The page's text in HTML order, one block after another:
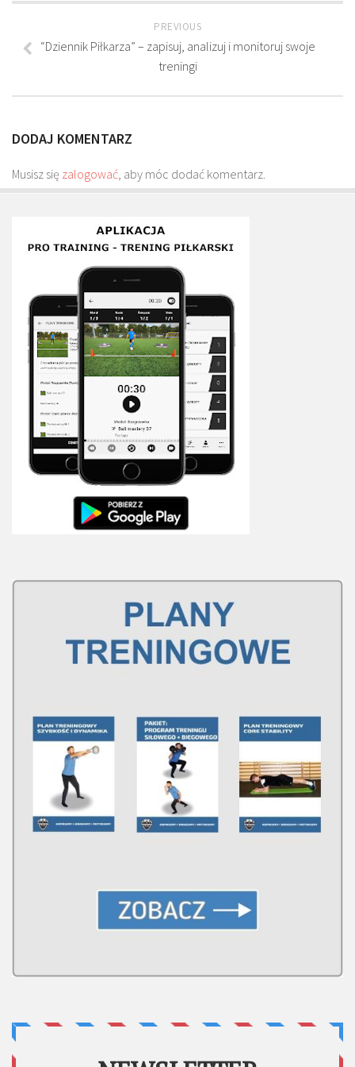
Program przygotowania fizycznego
Program treningu siłowego
Edukacja
Plany treningowe
Sprzęt treningowy
Kontakt
Od autorów
Kontakt
PREVIOUS
“Dziennik Piłkarza” – zapisuj, analizuj i monitoruj swoje
treningi
DODAJ KOMENTARZ
Musisz się zalogować, aby móc dodać komentarz.